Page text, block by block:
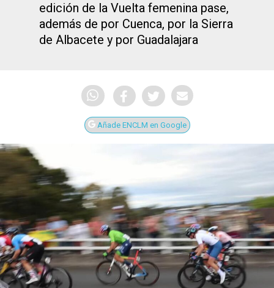
edición de la Vuelta femenina pase,
además de por Cuenca, por la Sierra
de Albacete y por Guadalajara
Añade ENCLM en Google